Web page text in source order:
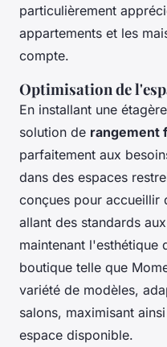
particulièrement
appartements et les
compte.
Optimisation de
En installant une
solution de rangement
parfaitement aux
dans des espaces
conçues pour accueillir
allant des standards
maintenant l'esthétique
boutique telle que
variété de modèles,
salons, maximisant
espace disponible.